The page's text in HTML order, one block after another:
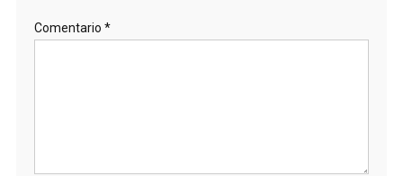
Comentario *